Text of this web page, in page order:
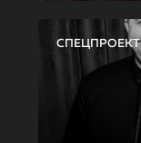
СПЕЦПРОЕКТ